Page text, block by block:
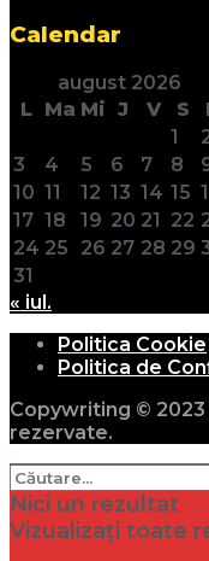
Calendar
august 2026
L Ma Mi J V S
1
3
4 5 6 7 8
10 11 12 13 14 15
17 18 19 20 21 22
24 25 26 27 28 29
31
« iul.
Politica Cookie
Politica de
Copywriting © 2023
rezervate.
Nici un rezultat
Vizualizați toate